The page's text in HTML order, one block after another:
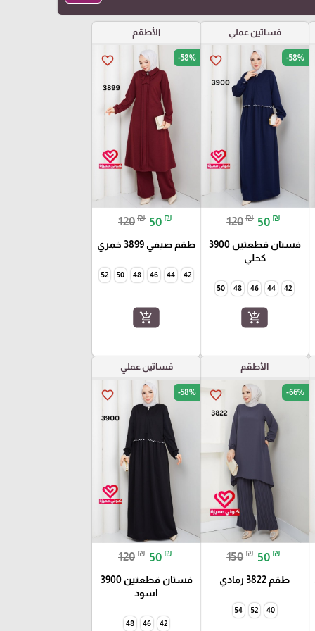
فساتين عملي
favorite_border -58%
120₪ 50 ₪
فستان قطعتين 3900
كحلي
42
44
46
48
50
add_shopping_cart
الأطقم
favorite_border -58%
120₪ 50 ₪
طقم صيفي 3899 خمري
42
44
46
48
50
52
add_shopping_cart
الأطقم
favorite_border -66%
150₪ 50 ₪
طقم 3822 رمادي
40
52
54
فساتين عملي
favorite_border -58%
120₪ 50 ₪
فستان قطعتين 3900
اسود
42
46
48